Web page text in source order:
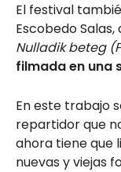
El festival
Escobedo
Nulladik beteg
filmada en una
En este trabajo
repartidor que
ahora tiene que
nuevas y viejas